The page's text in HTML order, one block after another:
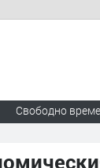
Свободно време